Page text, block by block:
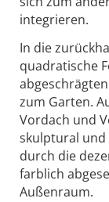
integrieren.
In die
quadratische
zum Garten.
Vordach und
skulptural
durch die
farblich
Außenraum.